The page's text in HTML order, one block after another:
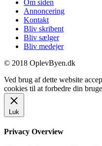
Om siden
Annoncering
Kontakt
Bliv skribent
Bliv sælger
Bliv medejer
© 2018 OplevByen.dk
Ved brug af dette website
cookies til at forbedre din
Luk
Privacy Overview